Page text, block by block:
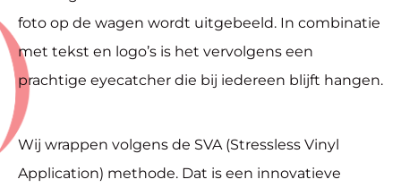
foto op de wagen wordt uitgebeeld. In combinatie
met tekst en logo’s is het vervolgens een
prachtige eyecatcher die bij iedereen blijft hangen.
Wij wrappen volgens de SVA (Stressless Vinyl
Application) methode. Dat is een innovatieve